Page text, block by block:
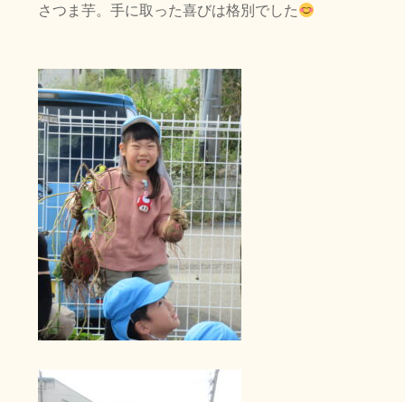
さつま芋。手に取った喜びは格別でした